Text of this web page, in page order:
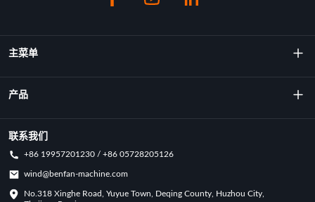
主菜单
关于我们
主要成就
产品
旋转成型机
旋转模塑匹克球
联系我们
+86 19957201230 / +86 05728205126
wind@benfan-machine.com
No.318 Xinghe Road, Yuyue Town, Deqing County, Huzhou City,